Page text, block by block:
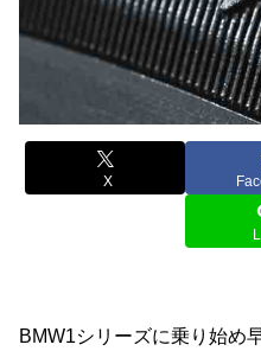
X
BMW1シリーズに乗り始め